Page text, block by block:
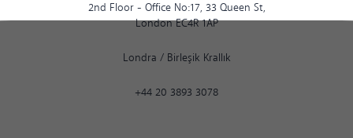
2nd Floor - Office No:17, 33 Queen St,
London EC4R 1AP
Londra / Birleşik Krallık
+44 20 3893 3078